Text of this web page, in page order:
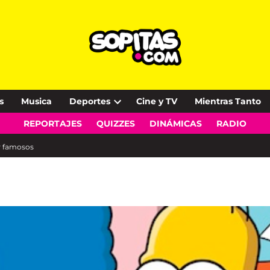
Musica Deportes
Open
dropdown
Cine y TV Mientras Tanto
REPORTAJES QUIZZES DINÁMICAS RADIO
famosos